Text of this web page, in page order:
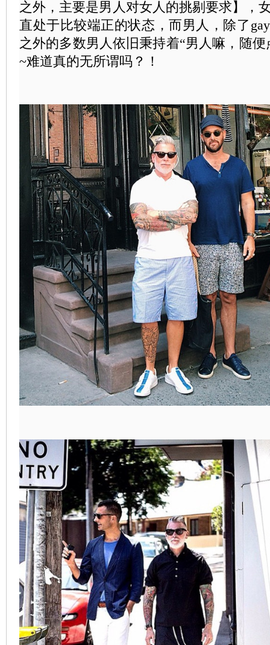
之外，主要是男人对女人的挑剔要求】，
直处于比较端正的状态，而男人，除了
之外的多数男人依旧秉持着“男人嘛，随
~难道真的无所谓吗？！